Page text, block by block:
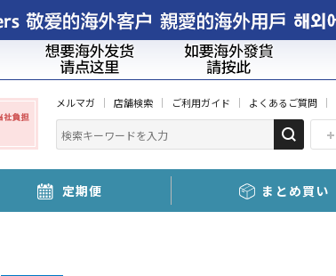
メルマガ 店舗検索 ご利用ガイド よくあるご質問
定期便 まとめ買い